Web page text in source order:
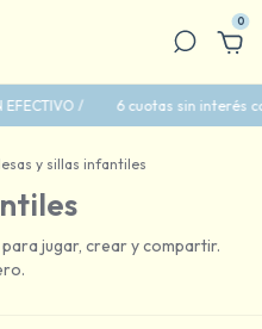
0
/ 6 cuotas sin interés con tarjetas
y sillas infantiles
jugar, crear y compartir.